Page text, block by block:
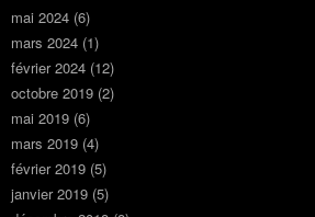
mai 2024 (6)
mars 2024 (1)
février 2024 (12)
octobre 2019 (2)
mai 2019 (6)
mars 2019 (4)
février 2019 (5)
janvier 2019 (5)